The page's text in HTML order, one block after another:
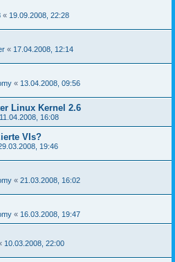
« 19.09.2008, 22:28
« 17.04.2008, 12:14
« 13.04.2008, 09:56
Linux Kernel 2.6
11.04.2008, 16:08
VIs?
19:46
« 21.03.2008, 16:02
« 16.03.2008, 19:47
10.03.2008, 22:00